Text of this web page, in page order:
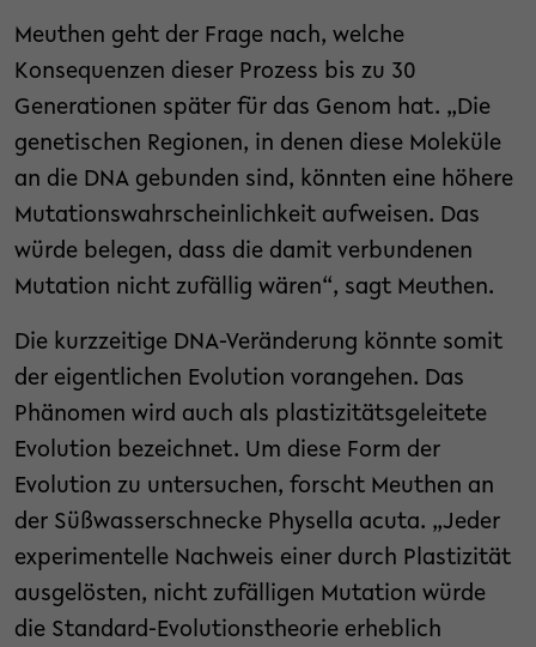
Meuthen geht der Frage nach, welche
Konsequenzen dieser Prozess bis zu 30
Generationen später für das Genom hat. „Die
genetischen Regionen, in denen diese Moleküle
an die DNA gebunden sind, könnten eine höhere
Mutationswahrscheinlichkeit aufweisen. Das
würde belegen, dass die damit verbundenen
Mutation nicht zufällig wären“, sagt Meuthen.
Die kurzzeitige DNA-Veränderung könnte somit
der eigentlichen Evolution vorangehen. Das
Phänomen wird auch als plastizitätsgeleitete
Evolution bezeichnet. Um diese Form der
Evolution zu untersuchen, forscht Meuthen an
der Süßwasserschnecke Physella acuta. „Jeder
experimentelle Nachweis einer durch Plastizität
ausgelösten, nicht zufälligen Mutation würde
die Standard-Evolutionstheorie erheblich